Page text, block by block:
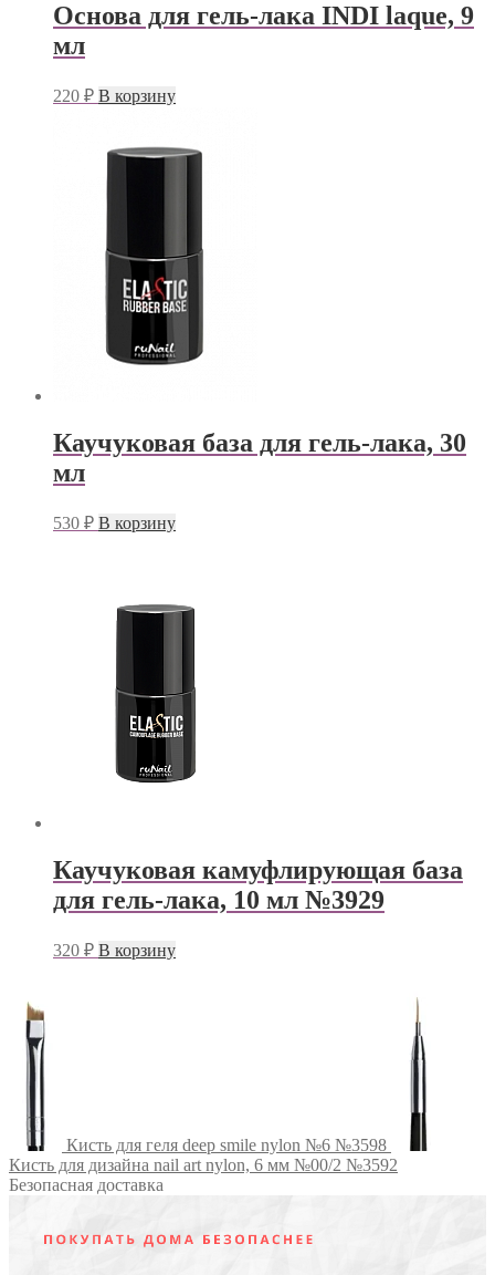
Основа для гель-лака INDI laque, 9
мл
220 ₽ В корзину
Каучуковая база для гель-лака, 30
мл
530 ₽ В корзину
Каучуковая камуфлирующая база
для гель-лака, 10 мл №3929
320 ₽ В корзину
Кисть для геля deep smile nylon №6 №3598
Кисть для дизайна nail art nylon, 6 мм №00/2 №3592
Безопасная доставка